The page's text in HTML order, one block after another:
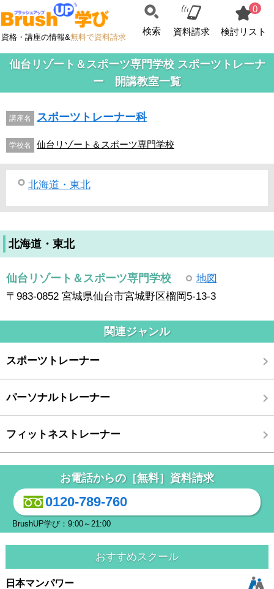
資格・講座の情報&無料で資料請求
検索 資料請求
0
検討リスト
仙台リゾート＆スポーツ専門学校 スポーツトレーナ
ー 開講教室一覧
講座名 スポーツトレーナー科
学校名 仙台リゾート＆スポーツ専門学校
北海道・東北
北海道・東北
仙台リゾート＆スポーツ専門学校
地図
〒983-0852 宮城県仙台市宮城野区榴岡5-13-3
関連ジャンル
スポーツトレーナー
パーソナルトレーナー
フィットネストレーナー
お電話からの［無料］資料請求
0120-789-760
BrushUP学び：9:00～21:00
おすすめスクール
日本マンパワー